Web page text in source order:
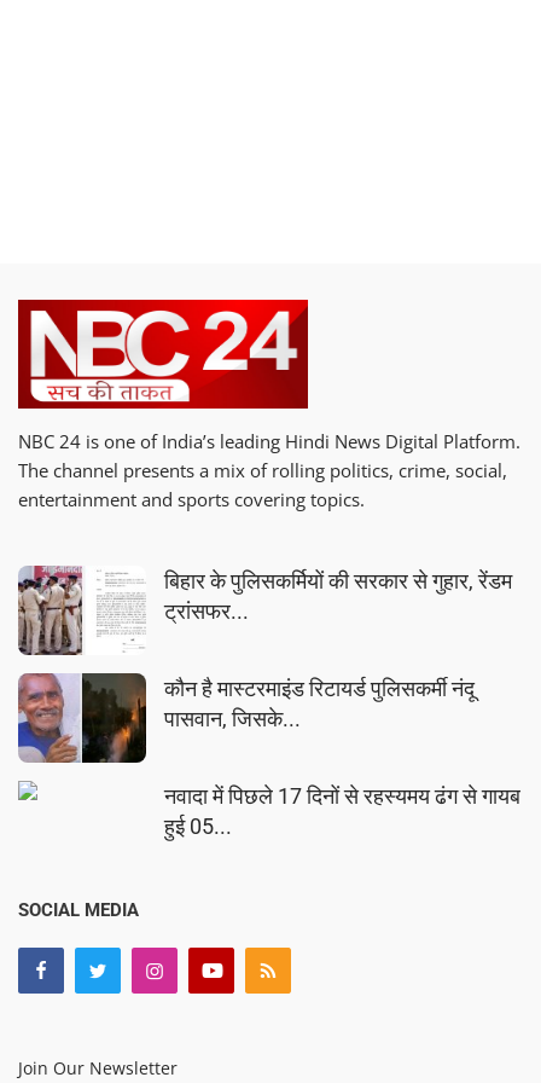
NBC 24 is one of India’s leading Hindi News Digital Platform.
The channel presents a mix of rolling politics, crime, social,
entertainment and sports covering topics.
बिहार के पुलिसकर्मियों की सरकार से गुहार, रेंडम
ट्रांसफर...
कौन है मास्टरमाइंड रिटायर्ड पुलिसकर्मी नंदू
पासवान, जिसके...
नवादा में पिछले 17 दिनों से रहस्यमय ढंग से गायब
हुई 05...
SOCIAL MEDIA
Join Our Newsletter